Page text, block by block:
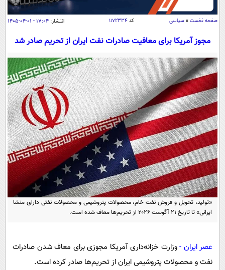
اقتصاد
اقتصادی
جامعه
حوادث
سلامت
یک برش دانایی
محیط زیست
سفر و تفریح
بین الملل
سیاست خارجی
فرهنگ و هنر
علم و دانش
فناوری و It
علمی
اخبار کریپتو
قرآن
گوناگون
سرگرمی
باشگاه مغز
مجله تصویری سلاح
فیلم
اقتصاد
ورزش
سیاست
فناوری
گوناگون
عصر ایران 2
خواندنی ها و دیدنی ها
داستان کوتاه
روانشناسی
آشپزی
آموزش زبان
صفحه نخست » سیاسی کد۱۱۷۲۳۳۴ انتشار: ۱۷:۰۴ - ۰۱-۰۴-۱۴۰۵
مجوز آمریکا برای معافیت صادرات نفت ایران از تحریم صادر شد
«تولید، تحویل و فروش نفت خام، محصولات پتروشیمی و محصولات نفتی دارای منشا
ایرانی» تا تاریخ ۲۱ آگوست ۲۰۲۶ از تحریم‌ها معاف شده است.
عصر ایران -وزارت خزانه‌داری آمریکا مجوزی برای معاف شدن صادرات
نفت و محصولات پتروشیمی ایران از تحریم‌ها صادر کرده است.